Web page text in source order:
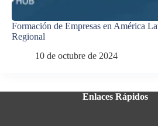
Formación de Empresas en América
Regional
10 de octubre de 2024
Enlaces Rápidos